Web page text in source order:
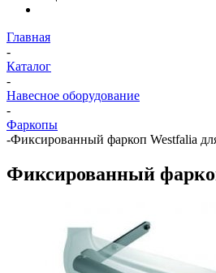
Главная
-
Каталог
-
Навесное оборудование
-
Фаркопы
-Фиксированный фаркоп Westfalia
Фиксированный